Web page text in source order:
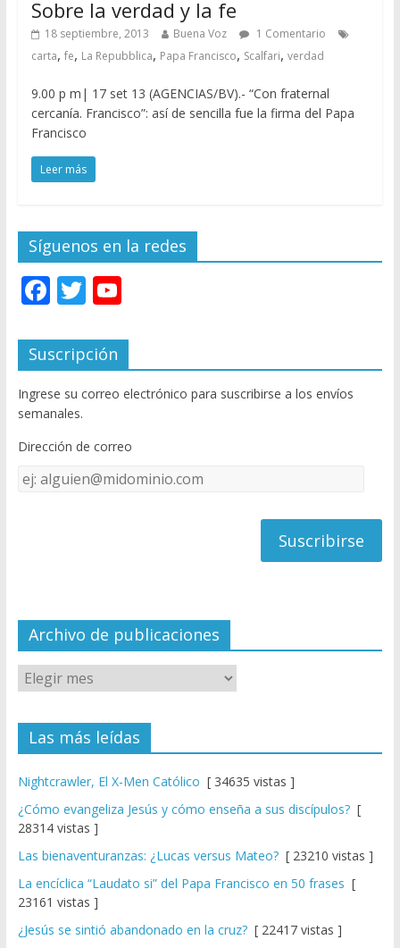
Sobre la verdad y la fe
18 septiembre, 2013 Buena Voz
1 Comentario
carta, fe, La Repubblica, Papa Francisco, Scalfari, verdad
9.00 p m| 17 set 13 (AGENCIAS/BV).- “Con fraternal
cercanía. Francisco”: así de sencilla fue la firma del Papa
Francisco
Leer más
Síguenos en la redes
F
e
b
o
o
k
T
itt
er
Y
u
T
u
e
C
el
Suscripción
Ingrese su correo electrónico para suscribirse a los envíos
semanales.
Dirección de correo
Dirección
de
Archivo de publicaciones
Las más leídas
Nightcrawler, El X-Men Católico [ 34635 vistas ]
¿Cómo evangeliza Jesús y cómo enseña a sus discípulos?[
28314 vistas ]
Las bienaventuranzas: ¿Lucas versus Mateo?[ 23210 vistas ]
La encíclica “Laudato si” del Papa Francisco en 50 frases [
23161 vistas ]
¿Jesús se sintió abandonado en la cruz?[ 22417 vistas ]